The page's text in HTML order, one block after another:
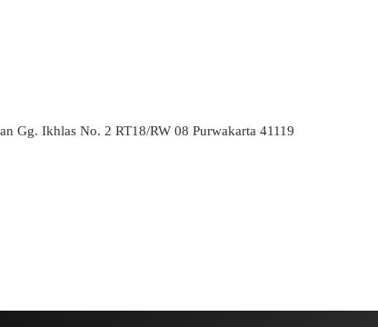
Gg. Ikhlas No. 2 RT18/RW 08 Purwakarta 41119